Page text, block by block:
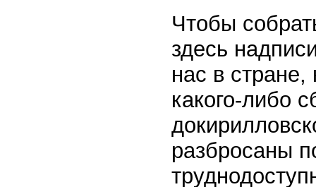
Чтобы
здесь
нас в стране,
какого-либо
разбросаны